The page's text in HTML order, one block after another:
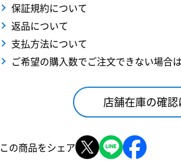
保証規約について
返品について
支払方法について
ご希望の購入数でご注文できない場合
店舗在庫の確
この商品をシェア